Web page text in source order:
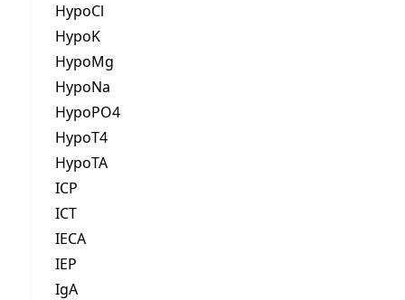
HypoCl
HypoK
HypoMg
HypoNa
HypoPO4
HypoT4
HypoTA
ICP
ICT
IECA
IEP
IgA